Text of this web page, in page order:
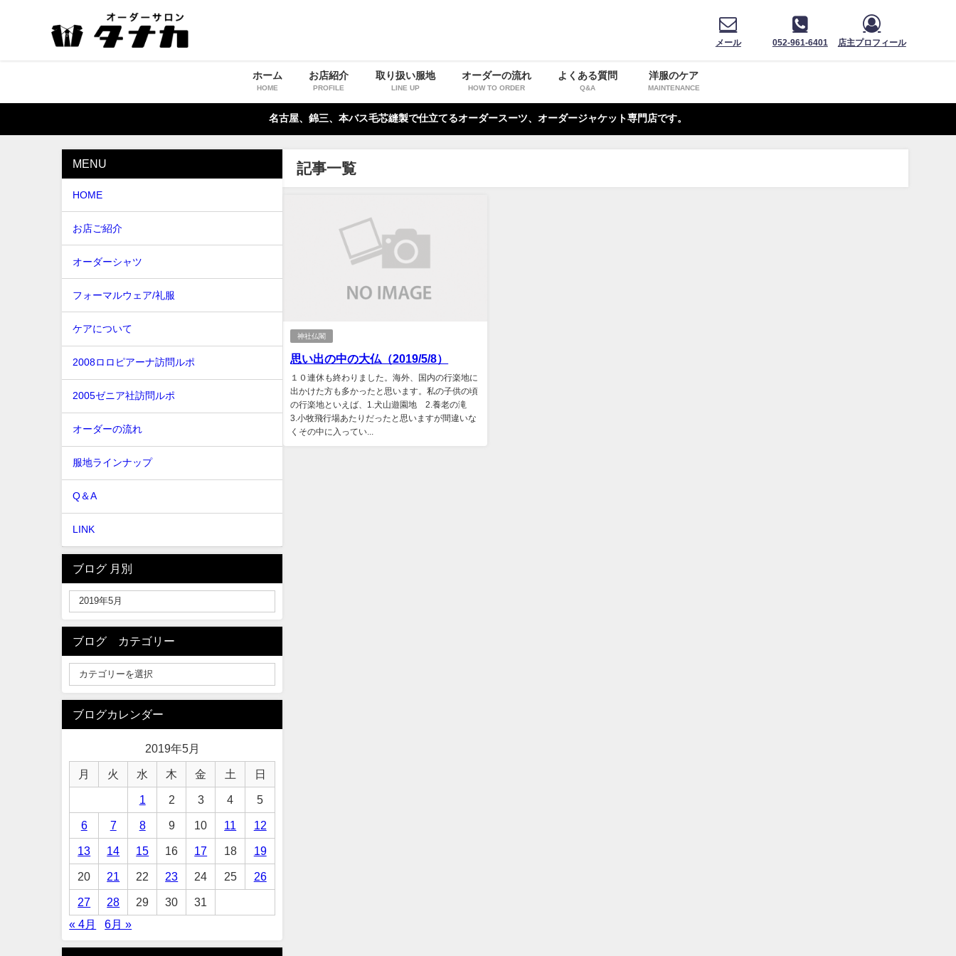
メール 052-961-6401 店主プロフィール
ホーム
HOME
お店紹介
PROFILE
取り扱い服地
LINE UP
オーダーの流れ
HOW TO ORDER
よくある質問
Q&A
洋服のケア
MAINTENANCE
名古屋、錦三、本バス毛芯縫製で仕立てるオーダースーツ、オーダージャケット専門店です。
記事一覧
神社仏閣
思い出の中の大仏（2019/5/8）
１０連休も終わりました。海外、国内の行楽地に
出かけた方も多かったと思います。私の子供の頃
の行楽地といえば、1.犬山遊園地 2.養老の滝
3.小牧飛行場あたりだったと思いますが間違いな
くその中に入ってい...
MENU
HOME
お店ご紹介
オーダーシャツ
フォーマルウェア/礼服
ケアについて
2008ロロピアーナ訪問ルポ
2005ゼニア社訪問ルポ
オーダーの流れ
服地ラインナップ
Q＆A
LINK
ブログ 月別
ブログ カテゴリー
ブログカレンダー
2019年5月
月 火 水 木 金 土 日
1 2 3 4 5
6 7 8 9 10 11 12
13 14 15 16 17 18 19
20 21 22 23 24 25 26
27 28 29 30
31
« 4月
6月 »